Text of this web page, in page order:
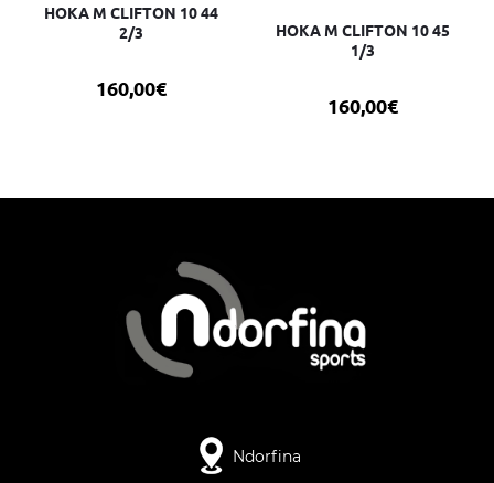
HOKA M CLIFTON 10 44
2/3
160,00€
HOKA M CLIFTON 10 45
1/3
160,00€
Ndorfina